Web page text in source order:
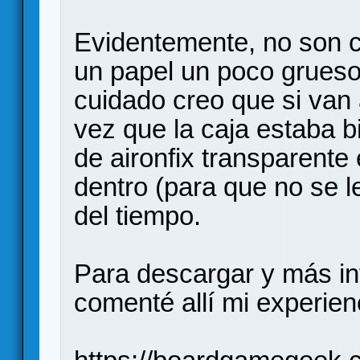
Evidentemente, no son
un papel un poco
cuidado creo que si
vez que la caja estaba
de aironfix
dentro (para que no se
del tiempo.
Para descargar y más
comenté allí mi